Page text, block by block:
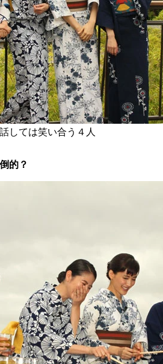
しては笑い合う４人
的？